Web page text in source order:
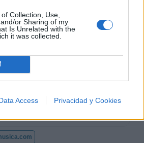
Collection, Use,
or Sharing of my
Is Unrelated with the
it was collected.
Access Privacidad y Cookies